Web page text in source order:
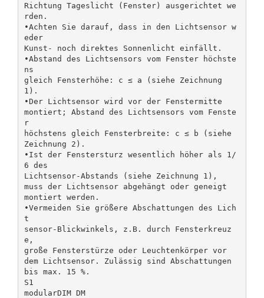
Richtung Tageslicht (Fenster) ausgerichtet we
rden.
•Achten Sie darauf, dass in den Lichtsensor w
eder
Kunst- noch direktes Sonnenlicht einfällt.
•Abstand des Lichtsensors vom Fenster höchste
ns
gleich Fensterhöhe: c ≤ a (siehe Zeichnung
1).
•Der Lichtsensor wird vor der Fenstermitte
montiert; Abstand des Lichtsensors vom Fenste
r
höchstens gleich Fensterbreite: c ≤ b (siehe
Zeichnung 2).
•Ist der Fenstersturz wesentlich höher als 1/
6 des
Lichtsensor-Abstands (siehe Zeichnung 1),
muss der Lichtsensor abgehängt oder geneigt
montiert werden.
•Vermeiden Sie größere Abschattungen des Lich
t­
sensor-Blickwinkels, z.B. durch Fensterkreuz
e,
große Fensterstürze oder Leuchtenkörper vor
dem Licht­sensor. Zulässig sind Abschattungen
bis max. 15 %.
S1
modularDIM DM